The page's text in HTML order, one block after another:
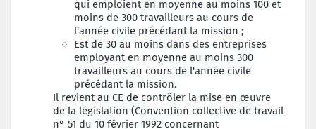
qui emploient en moyenne au moins 100 et
moins de 300 travailleurs au cours de
l'année civile précédant la mission ;
Est de 30 au moins dans des entreprises
employant en moyenne au moins 300
travailleurs au cours de l'année civile
précédant la mission.
Il revient au CE de contrôler la mise en œuvre
de la législation (Convention collective de travail
n° 51 du 10 février 1992 concernant